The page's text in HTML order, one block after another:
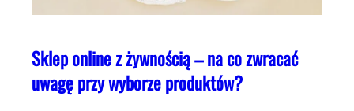
Sklep online z żywnością – na co zwracać
uwagę przy wyborze produktów?